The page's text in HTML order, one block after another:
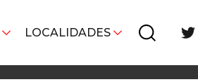
LOCALIDADES